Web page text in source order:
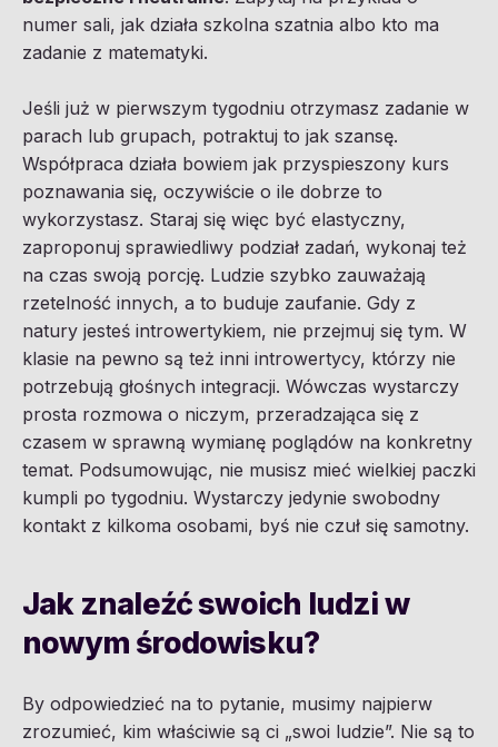
numer sali, jak działa szkolna szatnia albo kto ma
zadanie z matematyki.
Jeśli już w pierwszym tygodniu otrzymasz zadanie w
parach lub grupach, potraktuj to jak szansę.
Współpraca działa bowiem jak przyspieszony kurs
poznawania się, oczywiście o ile dobrze to
wykorzystasz. Staraj się więc być elastyczny,
zaproponuj sprawiedliwy podział zadań, wykonaj też
na czas swoją porcję. Ludzie szybko zauważają
rzetelność innych, a to buduje zaufanie. Gdy z
natury jesteś introwertykiem, nie przejmuj się tym. W
klasie na pewno są też inni introwertycy, którzy nie
potrzebują głośnych integracji. Wówczas wystarczy
prosta rozmowa o niczym, przeradzająca się z
czasem w sprawną wymianę poglądów na konkretny
temat. Podsumowując, nie musisz mieć wielkiej paczki
kumpli po tygodniu. Wystarczy jedynie swobodny
kontakt z kilkoma osobami, byś nie czuł się samotny.
Jak znaleźć swoich ludzi w
nowym środowisku?
By odpowiedzieć na to pytanie, musimy najpierw
zrozumieć, kim właściwie są ci „swoi ludzie”. Nie są to